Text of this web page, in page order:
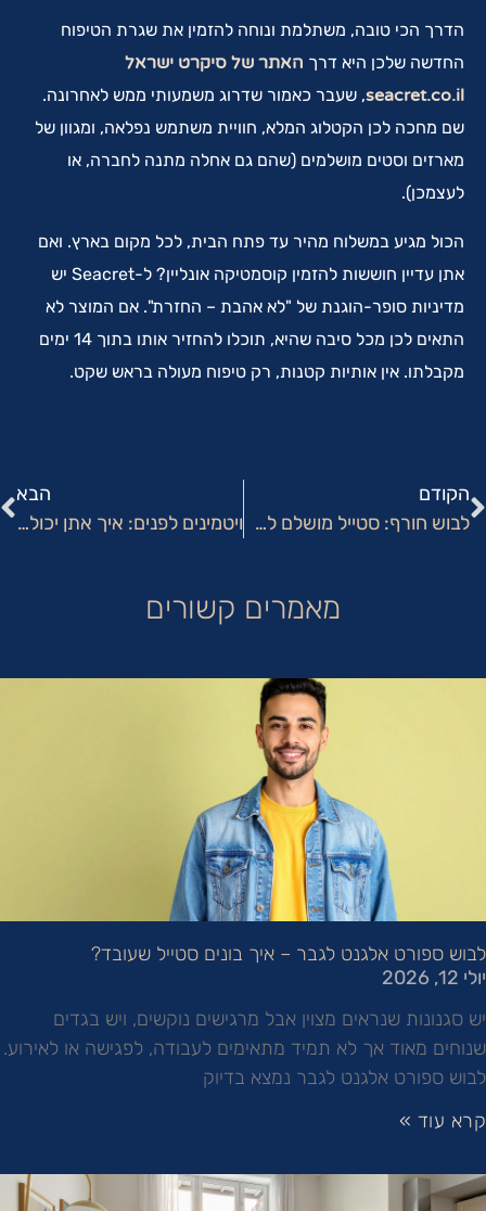
הדרך הכי טובה, משתלמת ונוחה להזמין את שגרת הטיפוח
החדשה שלכן היא דרך האתר של סיקרט ישראל
seacret.co.il, שעבר כאמור שדרוג משמעותי ממש לאחרונה.
שם מחכה לכן הקטלוג המלא, חוויית משתמש נפלאה, ומגוון של
מארזים וסטים מושלמים (שהם גם אחלה מתנה לחברה, או
לעצמכן).
הכול מגיע במשלוח מהיר עד פתח הבית, לכל מקום בארץ. ואם
אתן עדיין חוששות להזמין קוסמטיקה אונליין? ל-Seacret יש
מדיניות סופר-הוגנת של "לא אהבת – החזרת". אם המוצר לא
התאים לכן מכל סיבה שהיא, תוכלו להחזיר אותו בתוך 14 ימים
מקבלתו. אין אותיות קטנות, רק טיפוח מעולה בראש שקט.
הקודם
לבוש חורף: סטייל מושלם לחורף בארץ
הבא
ויטמינים לפנים: איך אתן יכולות ליהנות מעור בריא וזוהר?
מאמרים קשורים
לבוש ספורט אלגנט לגבר – איך בונים סטייל שעובד?
יולי 12, 2026
יש סגנונות שנראים מצוין אבל מרגישים נוקשים, ויש בגדים
שנוחים מאוד אך לא תמיד מתאימים לעבודה, לפגישה או לאירוע.
לבוש ספורט אלגנט לגבר נמצא בדיוק
קרא עוד »